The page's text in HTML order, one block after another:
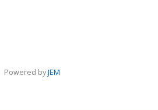
Powered byJEM